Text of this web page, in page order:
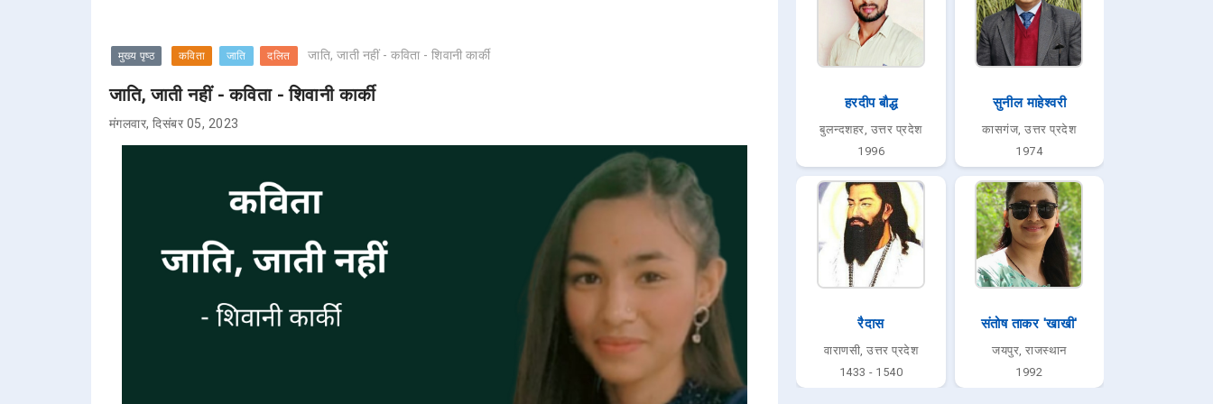
मुख्य पृष्ठ कविता जाति दलित जाति, जाती नहीं - कविता - शिवानी कार्की
जाति, जाती नहीं - कविता - शिवानी कार्की
मंगलवार, दिसंबर 05, 2023
हरदीप बौद्ध
बुलन्दशहर, उत्तर प्रदेश
1996
सुनील माहेश्वरी
कासगंज, उत्तर प्रदेश
1974
रैदास
वाराणसी, उत्तर प्रदेश
1433 - 1540
संतोष ताकर 'खाखी'
जयपुर, राजस्थान
1992